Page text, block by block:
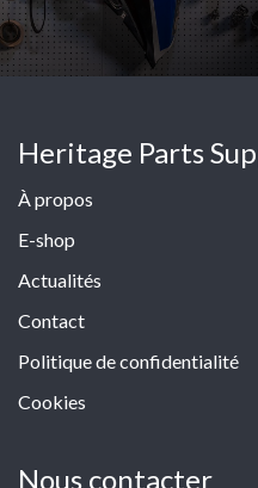
Heritage Parts
À propos
E-shop
Actualités
Contact
Politique de confidentialité
Cookies
Nous contacter